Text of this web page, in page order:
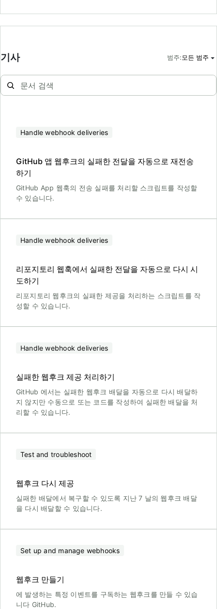
기사 범주:모든 범주
Handle webhook deliveries
GitHub 앱 웹후크의 실패한 전달을 자동으로 재전송
하기
GitHub App 웹훅의 전송 실패를 처리할 스크립트를 작성할
수 있습니다.
Handle webhook deliveries
리포지토리 웹훅에서 실패한 전달을 자동으로 다시 시
도하기
리포지토리 웹후크의 실패한 제공을 처리하는 스크립트를 작
성할 수 있습니다.
Handle webhook deliveries
실패한 웹후크 제공 처리하기
GitHub 에서는 실패한 웹후크 배달을 자동으로 다시 배달하
지 않지만 수동으로 또는 코드를 작성하여 실패한 배달을 처
리할 수 있습니다.
Test and troubleshoot
웹후크 다시 제공
실패한 배달에서 복구할 수 있도록 지난 7 날의 웹후크 배달
을 다시 배달할 수 있습니다.
Set up and manage webhooks
웹후크 만들기
에 발생하는 특정 이벤트를 구독하는 웹후크를 만들 수 있습
니다 GitHub.